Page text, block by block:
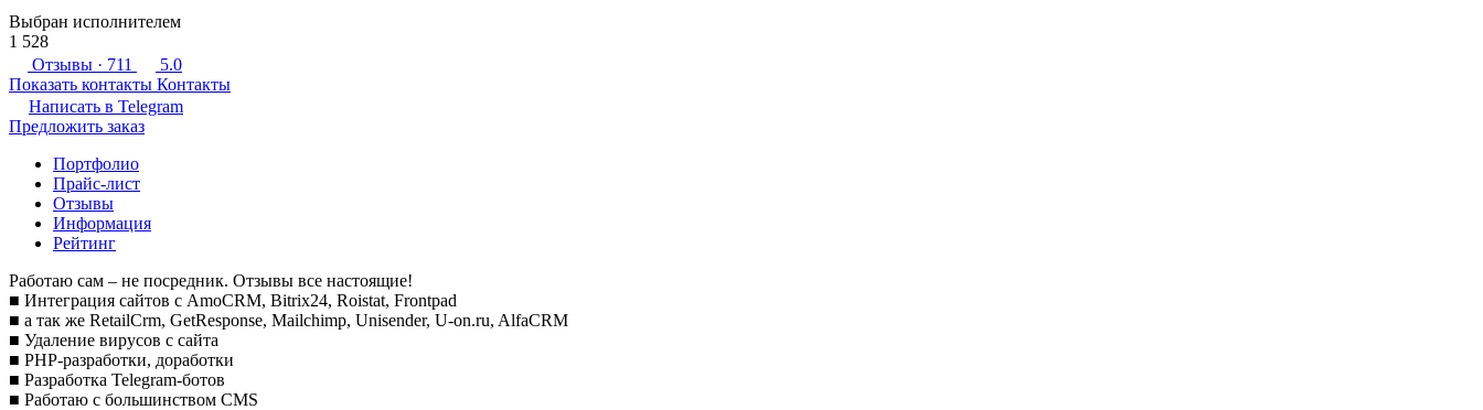
Выбран исполнителем
1 528
Отзывы · 711
5.0
Показать контакты Контакты
Написать в Telegram
Предложить заказ
Портфолио
Прайс-лист
Отзывы
Информация
Рейтинг
Работаю сам – не посредник. Отзывы все настоящие!
■ Интеграция сайтов с AmoCRM, Bitrix24, Roistat, Frontpad
■ а так же RetailCrm, GetResponse, Mailchimp, Unisender, U-on.ru, AlfaCRM
■ Удаление вирусов с сайта
■ PHP-разработки, доработки
■ Разработка Telegram-ботов
■ Работаю с большинством CMS